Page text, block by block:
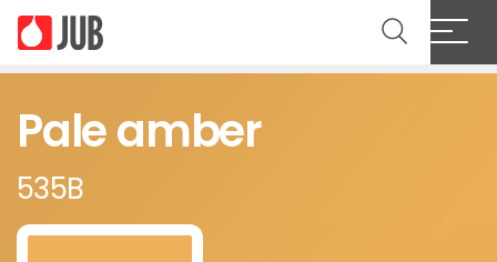
Pale amber
535B